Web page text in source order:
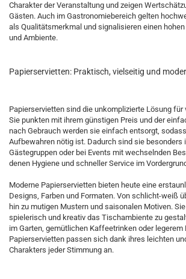
Charakter der Veranstaltung und zeigen
Gästen. Auch im Gastronomiebereich gelten
als Qualitätsmerkmal und signalisieren einen
und Ambiente.
Papierservietten: Praktisch, vielseitig und
Papierservietten sind die unkomplizierte Lösung für
Sie punkten mit ihrem günstigen Preis und der
nach Gebrauch werden sie einfach entsorgt,
Aufbewahren nötig ist. Dadurch sind sie besonders
Gästegruppen oder bei Events mit wechselnden
denen Hygiene und schneller Service im
Moderne Papierservietten bieten heute eine
Designs, Farben und Formaten. Von schlicht-weiß
hin zu mutigen Mustern und saisonalen Motiven.
spielerisch und kreativ das Tischambiente zu
im Garten, gemütlichen Kaffeetrinken oder legerem
Papierservietten passen sich dank ihres leichten
Charakters jeder Stimmung an.